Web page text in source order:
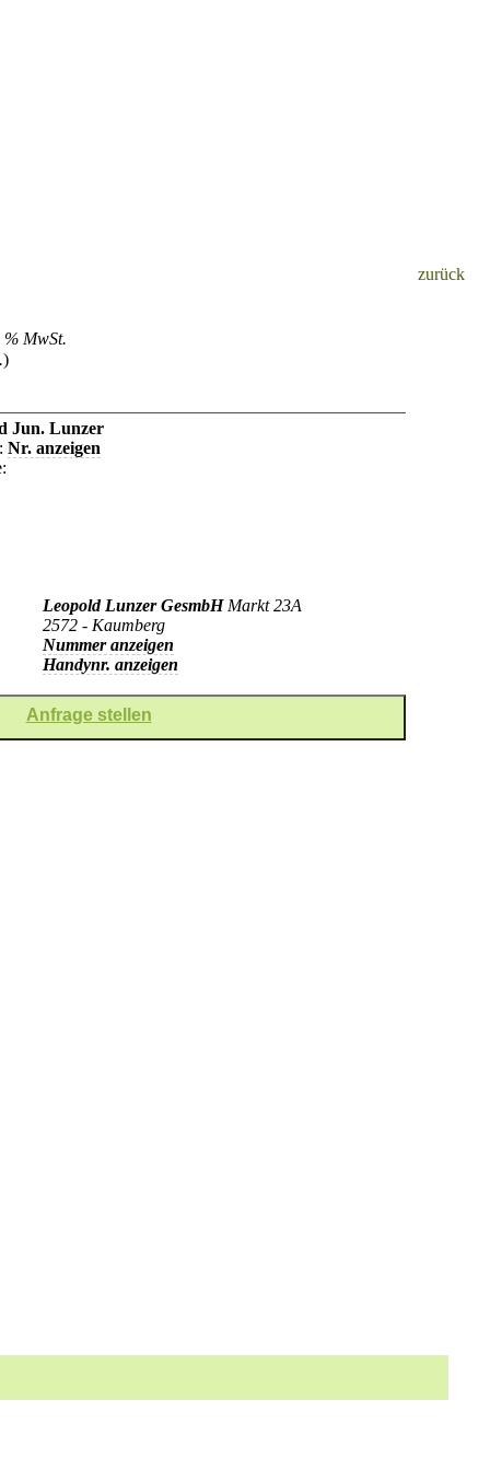
zurück
MwSt.
)
Jun. Lunzer
Nr. anzeigen
Leopold Lunzer GesmbHMarkt 23A
2572 - Kaumberg
Nummer anzeigen
Handynr. anzeigen